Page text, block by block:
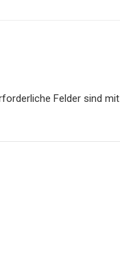
Felder sind mit